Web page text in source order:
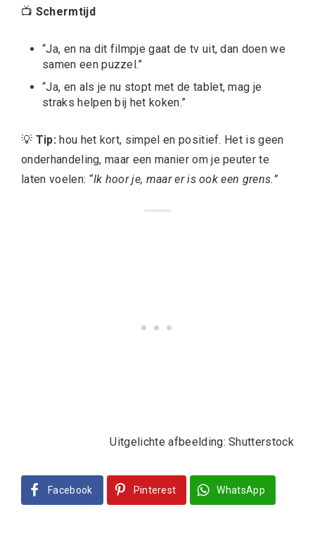
📺 Schermtijd
“Ja, en na dit filmpje gaat de tv uit, dan doen we
samen een puzzel.”
“Ja, en als je nu stopt met de tablet, mag je
straks helpen bij het koken.”
💡 Tip:hou het kort, simpel en positief. Het is geen
onderhandeling, maar een manier om je peuter te
laten voelen: “Ik hoor je, maar er is ook een grens.”
Uitgelichte afbeelding: Shutterstock
Facebook Pinterest WhatsApp